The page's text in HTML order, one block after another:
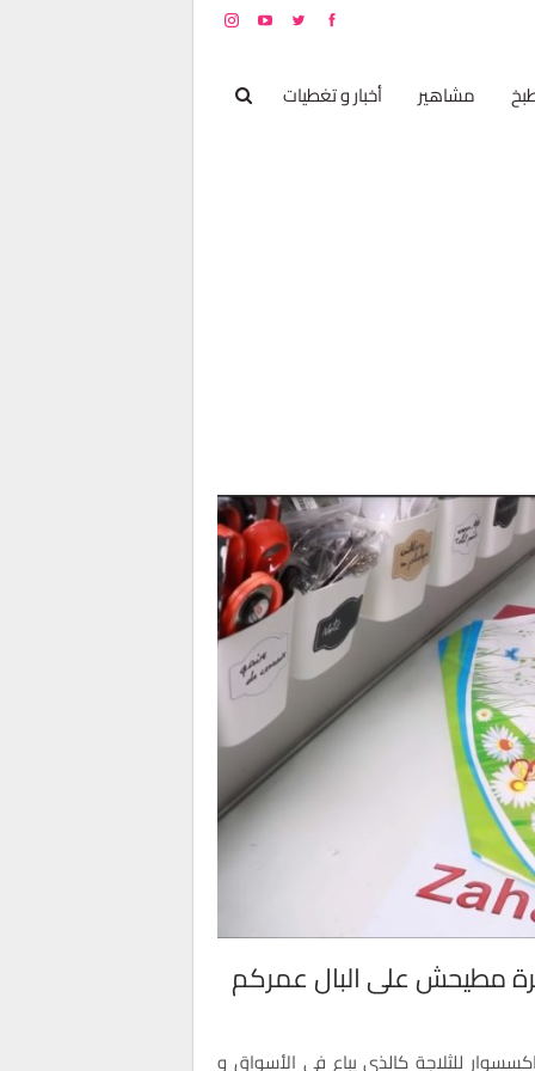
مشاهير أخبار و تغطيات
مطيحش على البال عمركم
للثلاجة كالذي يباع في الأسواق و